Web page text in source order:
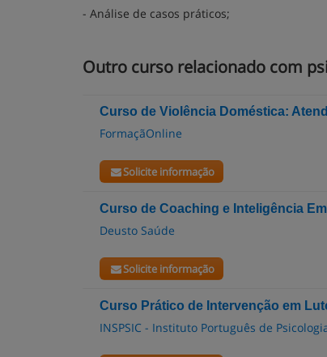
- Análise de casos práticos;
Outro curso relacionado com
Curso de Violência Doméstica:
FormaçãOnline
Solicite informação
Curso de Coaching e Inteligência
Deusto Saúde
Solicite informação
Curso Prático de Intervenção em
INSPSIC - Instituto Português de